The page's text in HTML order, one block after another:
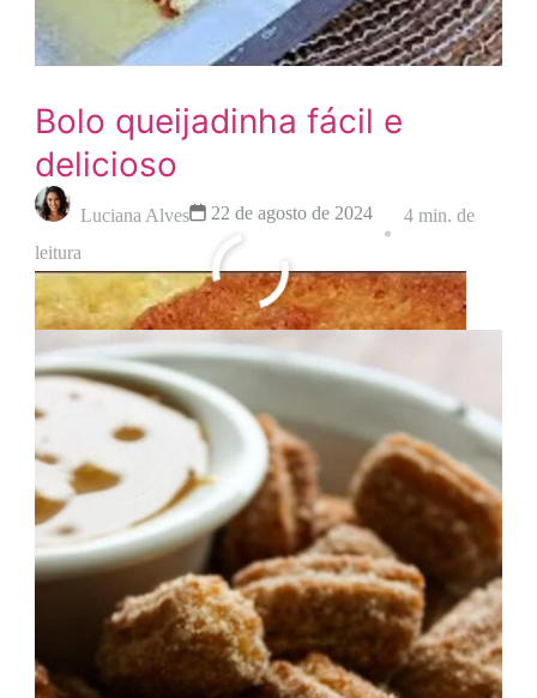
Bolo queijadinha fácil e
delicioso
Luciana Alves 22 de agosto de 2024
4 min. de
leitura
Leia mais